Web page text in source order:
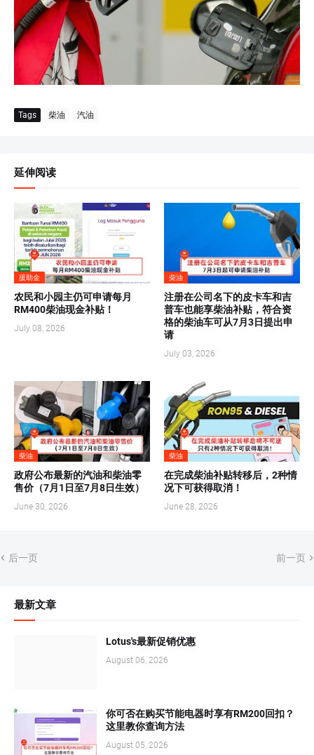
Tags 柴油 汽油
延伸阅读
援助金
农民和小园主仍可申请每月
RM400柴油现金补贴！
July 08, 2026
柴油
注册在公司名下的皮卡车和吉
普车也能享柴油补贴，符合资
格的柴油车可从7月3日提出申
请
July 03, 2026
柴油
政府公布最新的汽油和柴油零
售价（7月1日至7月8日生效）
June 30, 2026
柴油
在完成柴油补贴转移后，2种情
况下可获得取消！
June 28, 2026
后一页 前一页
最新文章
Lotus's最新促销优惠
August 06, 2026
你可否在购买节能电器时享有RM200回扣？
这里教你查询方法
August 05, 2026